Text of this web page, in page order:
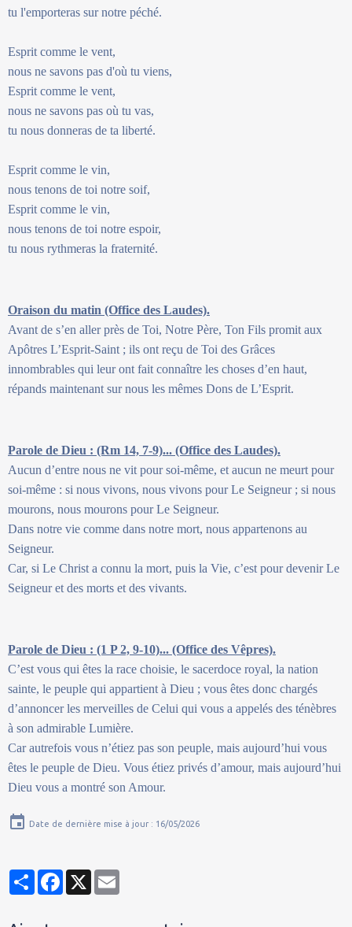
tu l'emporteras sur notre péché.
Esprit comme le vent,
nous ne savons pas d'où tu viens,
Esprit comme le vent,
nous ne savons pas où tu vas,
tu nous donneras de ta liberté.
Esprit comme le vin,
nous tenons de toi notre soif,
Esprit comme le vin,
nous tenons de toi notre espoir,
tu nous rythmeras la fraternité.
Oraison du matin (Office des Laudes).
Avant de s’en aller près de Toi, Notre Père, Ton Fils promit aux
Apôtres L’Esprit-Saint ; ils ont reçu de Toi des Grâces
innombrables qui leur ont fait connaître les choses d’en haut,
répands maintenant sur nous les mêmes Dons de L’Esprit.
Parole de Dieu : (Rm 14, 7-9)... (Office des Laudes).
Aucun d’entre nous ne vit pour soi-même, et aucun ne meurt pour
soi-même : si nous vivons, nous vivons pour Le Seigneur ; si nous
mourons, nous mourons pour Le Seigneur.
Dans notre vie comme dans notre mort, nous appartenons au
Seigneur.
Car, si Le Christ a connu la mort, puis la Vie, c’est pour devenir Le
Seigneur et des morts et des vivants.
Parole de Dieu : (1 P 2, 9-10)... (Office des Vêpres).
C’est vous qui êtes la race choisie, le sacerdoce royal, la nation
sainte, le peuple qui appartient à Dieu ; vous êtes donc chargés
d’annoncer les merveilles de Celui qui vous a appelés des ténèbres
à son admirable Lumière.
Car autrefois vous n’étiez pas son peuple, mais aujourd’hui vous
êtes le peuple de Dieu. Vous étiez privés d’amour, mais aujourd’hui
Dieu vous a montré son Amour.
Date de dernière mise à jour : 16/05/2026
PartagerFacebook
X